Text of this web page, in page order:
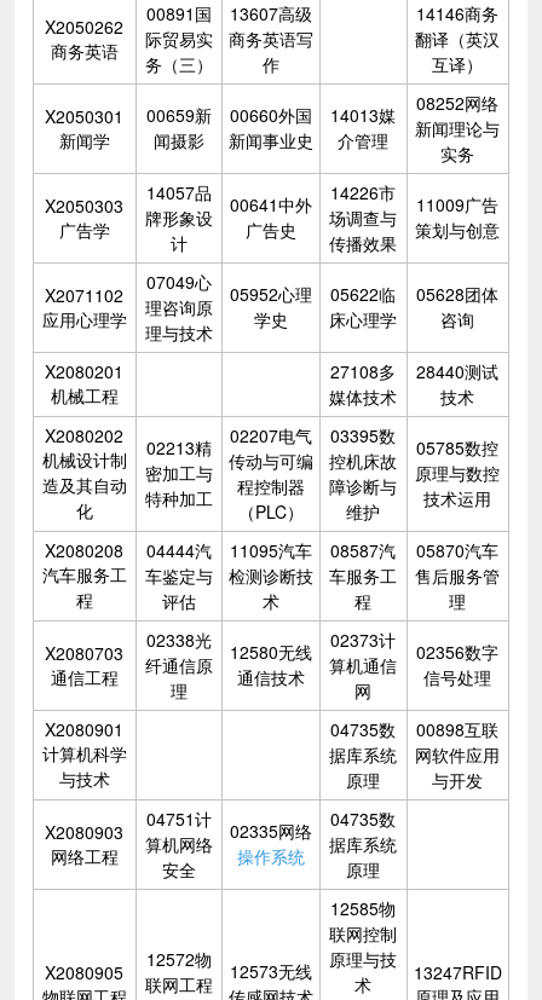
X2050262
商务英语
00891国
际贸易实
务（三）
13607高级
商务英语写
作
14146商务
翻译（英汉
互译）
X2050301
新闻学
00659新
闻摄影
00660外国
新闻事业史
14013媒
介管理
08252网络
新闻理论与
实务
X2050303
广告学
14057品
牌形象设
计
00641中外
广告史
14226市
场调查与
传播效果
11009广告
策划与创意
X2071102
应用心理学
07049心
理咨询原
理与技术
05952心理
学史
05622临
床心理学
05628团体
咨询
X2080201
机械工程
27108多
媒体技术
28440测试
技术
X2080202
机械设计制
造及其自动
化
02213精
密加工与
特种加工
02207电气
传动与可编
程控制器
（PLC）
03395数
控机床故
障诊断与
维护
05785数控
原理与数控
技术运用
X2080208
汽车服务工
程
04444汽
车鉴定与
评估
11095汽车
检测诊断技
术
08587汽
车服务工
程
05870汽车
售后服务管
理
X2080703
通信工程
02338光
纤通信原
理
12580无线
通信技术
02373计
算机通信
网
02356数字
信号处理
X2080901
计算机科学
与技术
04735数
据库系统
原理
00898互联
网软件应用
与开发
X2080903
网络工程
04751计
算机网络
安全
02335网络
操作系统
04735数
据库系统
原理
X2080905
12572物
联网工程
12573无线
12585物
联网控制
原理与技
术
13247RFID